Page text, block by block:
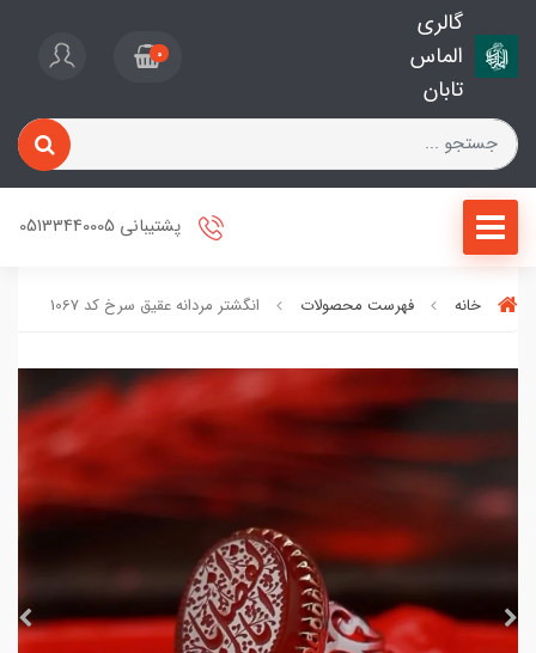
گالری
الماس
تابان
0
پشتیبانی 05133440005
خانه فهرست محصولات انگشتر مردانه عقیق سرخ کد 1067